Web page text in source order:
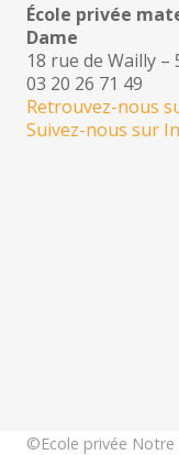
École privée
Dame
18 rue de Wailly
03 20 26 71 49
Retrouvez-nous
Suivez-nous sur
©Ecole privée